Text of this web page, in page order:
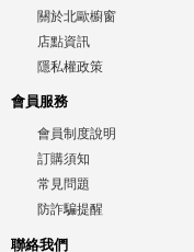
關於北歐櫥窗
店點資訊
隱私權政策
會員服務
會員制度說明
訂購須知
常見問題
防詐騙提醒
聯絡我們